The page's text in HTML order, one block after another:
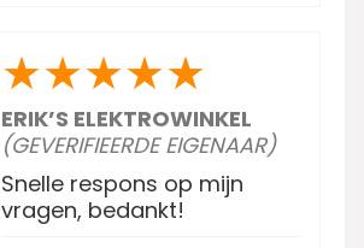
★★★★★
ERIK’S ELEKTROWINKEL
(GEVERIFIEERDE EIGENAAR)
Snelle respons op mijn
vragen, bedankt!